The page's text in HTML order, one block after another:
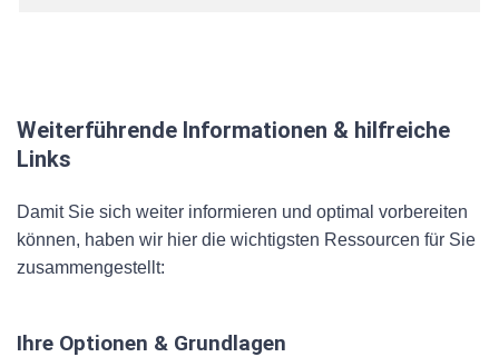
Weiterführende Informationen & hilfreiche
Links
Damit Sie sich weiter informieren und optimal vorbereiten
können, haben wir hier die wichtigsten Ressourcen für Sie
zusammengestellt:
Ihre Optionen & Grundlagen